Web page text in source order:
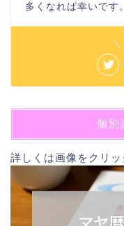
多くなれば幸いです。
個別
詳しくは画像をクリッ